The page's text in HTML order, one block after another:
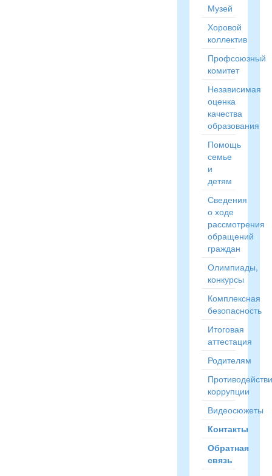
Музей
Хоровой
коллектив
Профсоюзный
комитет
Независимая
оценка
качества
образования
Помощь
семье
и
детям
Сведения
о ходе
рассмотрения
обращений
граждан
Олимпиады,
конкурсы
Комплексная
безопасность
Итоговая
аттестация
Родителям
коррупции
Видеосюжеты
Контакты
Обратная
связь